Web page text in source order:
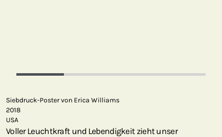
Siebdruck-Poster von Erica Williams
2018
USA
Voller Leuchtkraft und Lebendigkeit zieht unser